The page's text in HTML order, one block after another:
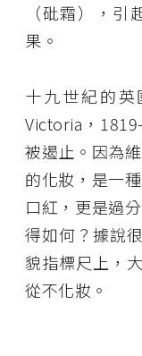
（砒霜），
果。
十九世紀的
Victoria，
被遏止。因為
的化妝，是一
口紅，更是過
得如何？據說
貌指標尺上，
從不化妝。